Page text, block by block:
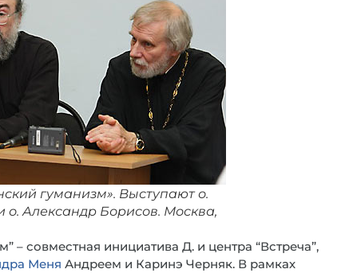
гуманизм». Выступают о.
Александр Борисов. Москва,
– совместная инициатива Д. и центра “Встреча”,
Меня Андреем и Каринэ Черняк. В рамках